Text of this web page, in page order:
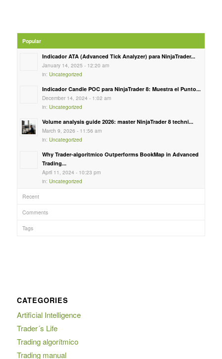
Popular
Indicador ATA (Advanced Tick Analyzer) para NinjaTrader...
January 14, 2025 - 12:20 am
in: Uncategorized
Indicador Candle POC para NinjaTrader 8: Muestra el Punto...
December 14, 2024 - 1:02 am
in: Uncategorized
Volume analysis guide 2026: master NinjaTrader 8 techni...
March 9, 2026 - 11:56 am
in: Uncategorized
Why Trader-algoritmico Outperforms BookMap in Advanced
Trading...
April 11, 2024 - 10:23 pm
in: Uncategorized
Recent
Comments
Tags
CATEGORIES
Artificial Intelligence
Trader´s Life
Trading algorítmico
Trading manual